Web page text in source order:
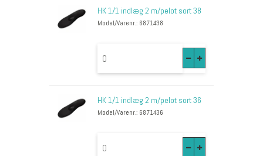
HK 1/1 indlæg 2 m/pelot sort 38
Model/Varenr.: 6871438
HK 1/1 indlæg 2 m/pelot sort 36
Model/Varenr.: 6871436